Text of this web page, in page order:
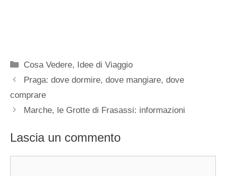
Categorie
Cosa Vedere, Idee di Viaggio
Praga: dove dormire, dove mangiare, dove
comprare
Marche, le Grotte di Frasassi: informazioni
Lascia un commento